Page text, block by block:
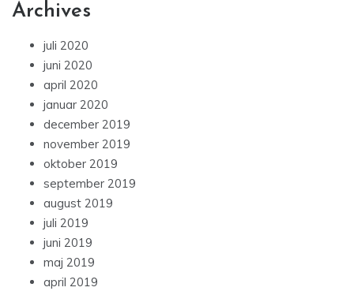
Archives
juli 2020
juni 2020
april 2020
januar 2020
december 2019
november 2019
oktober 2019
september 2019
august 2019
juli 2019
juni 2019
maj 2019
april 2019